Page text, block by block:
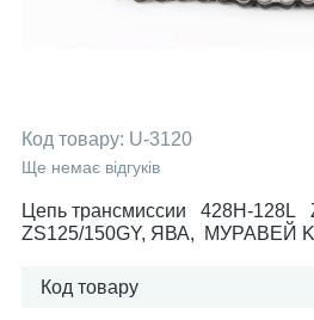
Код товару: U-3120
Ще немає відгуків
Цепь трансмиссии 428H-128L
ZS125/150GY, ЯВА, МУРАВЕЙ
Код товару